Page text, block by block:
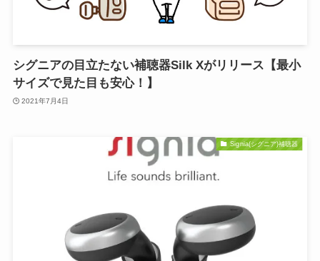
シグニアの目立たない補聴器Silk Xがリリース【最小
サイズで見た目も安心！】
2021年7月4日
Signia(シグニア)補聴器